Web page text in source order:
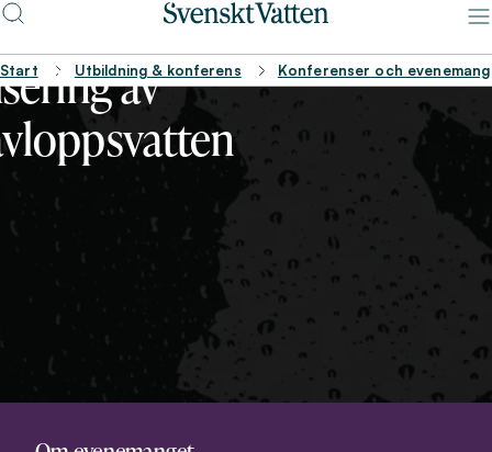
Start Utbildning & konferens Konferenser och evenemang
av